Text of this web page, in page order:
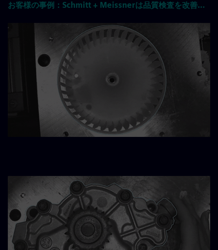
お客様の事例：Schmitt + Meissnerは品質検査を改善しました